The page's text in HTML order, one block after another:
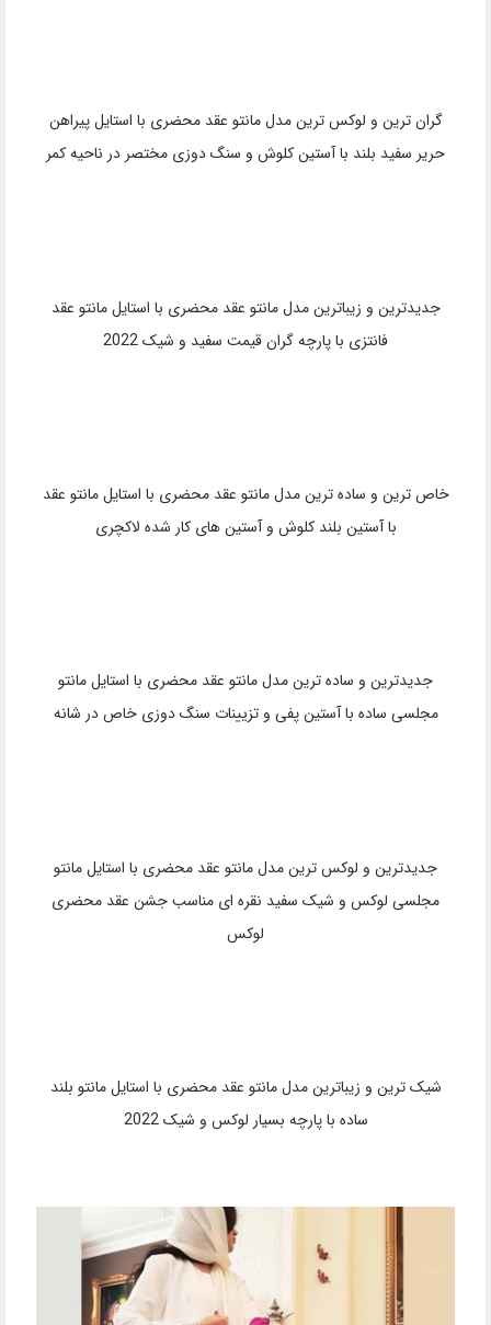
جدیدترین و شیک ترین مدل مانتو عقد محضری با استایل پیراهن
حریر سفید رنگ بلند و آستین دار پوشیده با تزیین گل و شکوفه سفید
حریر سفید بلند با آستین کلوش و سنگ دوزی مختصر در ناحیه کمر